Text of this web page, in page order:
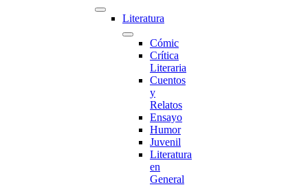
Literatura
Cómic
Crítica
Literaria
Cuentos
y
Relatos
Ensayo
Humor
Juvenil
Literatura
en
General